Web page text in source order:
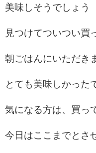
美味しそうでしょう
見つけてついつい買
朝ごはんにいただき
とても美味しかった
気になる方は、買っ
今日はここまでとさ